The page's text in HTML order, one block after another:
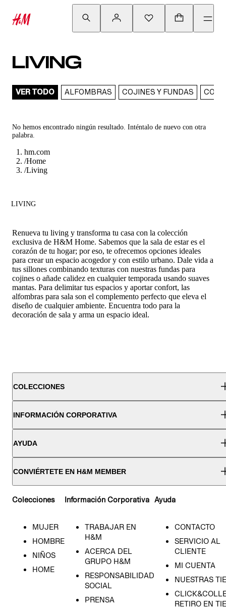
LIVING
VER TODO ALFOMBRAS COJINES Y FUNDAS
No hemos encontrado ningún resultado. Inténtalo de nuevo con otra
palabra.
hm.com
/Home
/Living
LIVING
Renueva tu living y transforma tu casa con la colección
exclusiva de H&M Home. Sabemos que la sala de estar es el
corazón de tu hogar; por eso, te ofrecemos opciones ideales
para crear un espacio acogedor y con estilo urbano. Dale vida a
tus sillones combinando texturas con nuestras fundas para
cojines o añade calidez en cualquier temporada usando suaves
mantas. Para delimitar tus espacios y aportar confort, las
alfombras para sala son el complemento perfecto que eleva el
diseño de cualquier ambiente. Encuentra todo para la
decoración de sala y arma un espacio ideal.
COLECCIONES
INFORMACIÓN CORPORATIVA
AYUDA
CONVIÉRTETE EN H&M MEMBER
Colecciones
MUJER
HOMBRE
NIÑOS
HOME
Información Corporativa
TRABAJAR EN
H&M
ACERCA DEL
GRUPO H&M
RESPONSABILIDAD
SOCIAL
PRENSA
Ayuda
CONTACTO
SERVICIO AL
CLIENTE
MI CUENTA
NUESTRAS
RETIRO EN